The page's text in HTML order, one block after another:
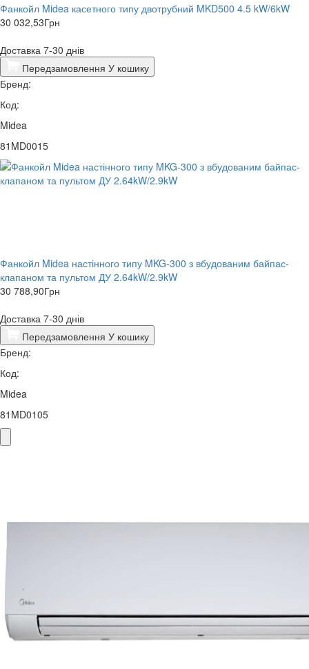
Фанкойл Midea касетного типу двотрубний MKD500 4.5 kW/6kW
30 032,53Грн
Доставка 7-30 днів
Передзамовлення У кошику
Бренд:
Код:
Midea
81MD0015
Фанкойл Midea настінного типу MKG-300 з вбудованим байпас-
клапаном та пультом ДУ 2.64kW/2.9kW
30 788,90Грн
Доставка 7-30 днів
Передзамовлення У кошику
Бренд:
Код:
Midea
81MD0105